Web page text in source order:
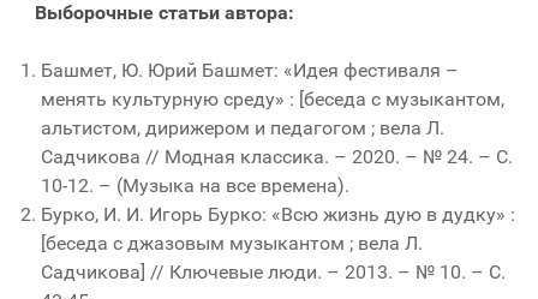
Выборочные статьи автора:
Башмет, Ю. Юрий Башмет: «Идея фестиваля –
менять культурную среду» : [беседа с музыкантом,
альтистом, дирижером и педагогом ; вела Л.
Садчикова // Модная классика. – 2020. – № 24. – С.
10-12. – (Музыка на все времена).
Бурко, И. И. Игорь Бурко: «Всю жизнь дую в дудку» :
[беседа с джазовым музыкантом ; вела Л.
Садчикова] // Ключевые люди. – 2013. – № 10. – С.